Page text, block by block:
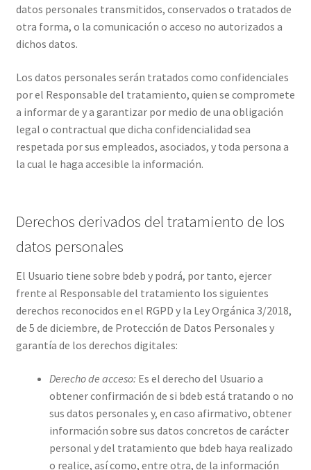
datos personales transmitidos, conservados o tratados de
otra forma, o la comunicación o acceso no autorizados a
dichos datos.
Los datos personales serán tratados como confidenciales
por el Responsable del tratamiento, quien se compromete
a informar de y a garantizar por medio de una obligación
legal o contractual que dicha confidencialidad sea
respetada por sus empleados, asociados, y toda persona a
la cual le haga accesible la información.
Derechos derivados del tratamiento de los
datos personales
El Usuario tiene sobre bdeb y podrá, por tanto, ejercer
frente al Responsable del tratamiento los siguientes
derechos reconocidos en el RGPD y la Ley Orgánica 3/2018,
de 5 de diciembre, de Protección de Datos Personales y
garantía de los derechos digitales:
Derecho de acceso: Es el derecho del Usuario a
obtener confirmación de si bdeb está tratando o no
sus datos personales y, en caso afirmativo, obtener
información sobre sus datos concretos de carácter
personal y del tratamiento que bdeb haya realizado
o realice, así como, entre otra, de la información